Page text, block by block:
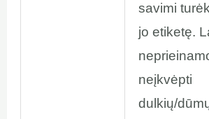
savimi
jo etiketę.
neįkvėpti
dulkių/